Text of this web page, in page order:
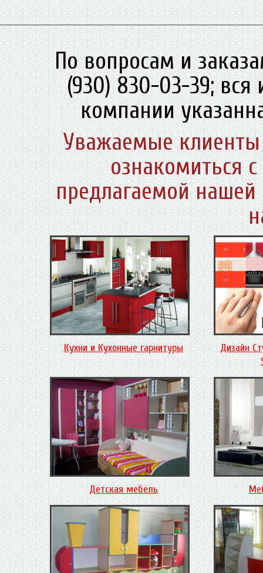
По вопросам и
(930) 830-03-39;
компании
Уважаемые
ознакомиться
предлагаемой
Кухни и Кухонные гарнитуры
Дизайн
Детская мебель